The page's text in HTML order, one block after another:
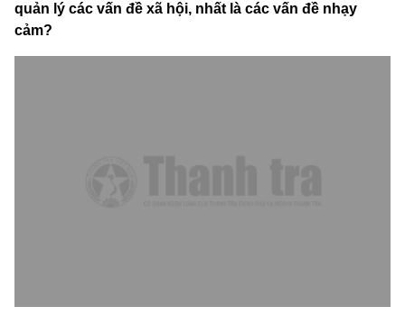
quản lý các vấn đề xã hội, nhất là các vấn đề nhạy
cảm?